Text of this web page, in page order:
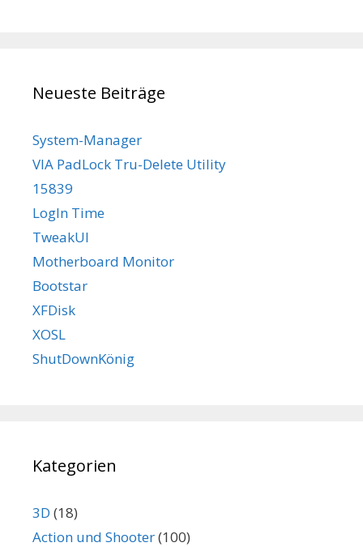
Neueste Beiträge
System-Manager
VIA PadLock Tru-Delete Utility
15839
LogIn Time
TweakUI
Motherboard Monitor
Bootstar
XFDisk
XOSL
ShutDownKönig
Kategorien
3D (18)
Action und Shooter(100)